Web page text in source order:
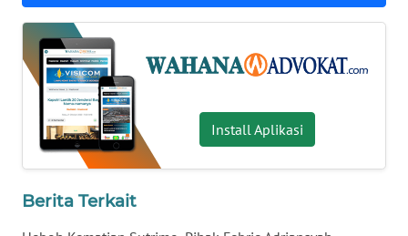
Install Aplikasi
Berita Terkait
WN
NTB
WN
SULTENG
WN